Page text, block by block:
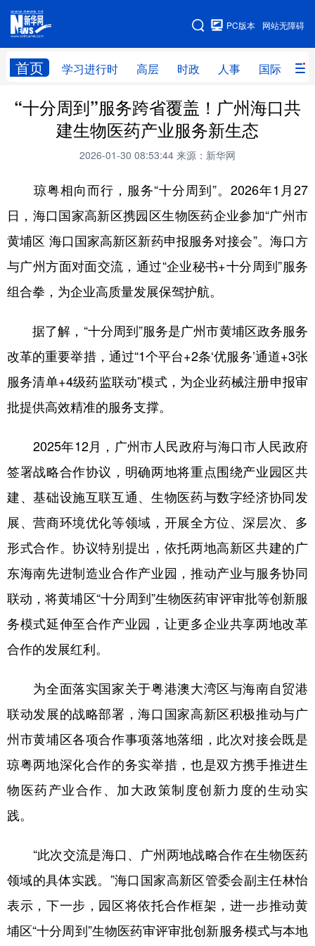
网站无障碍
PC版本
首页 学习进行时 高层 时政 人事 国际 财
网站地图
学习进行时 高层 时政 人事
国际 财经 网评
全球连线
科技 科创 量子 体育
文化 书画 健康 军事
法律 中央文件 金融
学术中国 乡村振兴 溯源中国
彩票 娱乐
地方频道
北京 天津 河北 山西
辽宁 吉林 上海 江苏
浙江 安徽 福建 江西
山东 河南 湖北 湖南
四川 贵州 云南 西藏
陕西 甘肃 青海 宁夏
多语种频道
Deutsch Português
“十分周到”服务跨省覆盖！广州海口共
建生物医药产业服务新生态
2026-01-30 08:53:44 来源：新华网
琼粤相向而行，服务“十分周到”。2026年1月27
日，海口国家高新区携园区生物医药企业参加“广州市
黄埔区 海口国家高新区新药申报服务对接会”。海口方
与广州方面对面交流，通过“企业秘书+十分周到”服务
组合拳，为企业高质量发展保驾护航。
据了解，“十分周到”服务是广州市黄埔区政务服务
改革的重要举措，通过“1个平台+2条‘优服务’通道+3张
服务清单+4级药监联动”模式，为企业药械注册申报审
批提供高效精准的服务支撑。
2025年12月，广州市人民政府与海口市人民政府
签署战略合作协议，明确两地将重点围绕产业园区共
建、基础设施互联互通、生物医药与数字经济协同发
展、营商环境优化等领域，开展全方位、深层次、多
形式合作。协议特别提出，依托两地高新区共建的广
东海南先进制造业合作产业园，推动产业与服务协同
联动，将黄埔区“十分周到”生物医药审评审批等创新服
务模式延伸至合作产业园，让更多企业共享两地改革
合作的发展红利。
为全面落实国家关于粤港澳大湾区与海南自贸港
联动发展的战略部署，海口国家高新区积极推动与广
州市黄埔区各项合作事项落地落细，此次对接会既是
琼粤两地深化合作的务实举措，也是双方携手推进生
物医药产业合作、加大政策制度创新力度的生动实
践。
“此次交流是海口、广州两地战略合作在生物医药
领域的具体实践。”海口国家高新区管委会副主任林怡
表示，下一步，园区将依托合作框架，进一步推动黄
埔区“十分周到”生物医药审评审批创新服务模式与本地